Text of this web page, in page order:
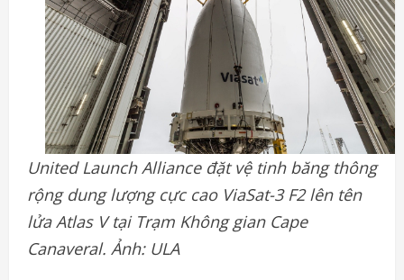
United Launch Alliance đặt vệ tinh băng thông
rộng dung lượng cực cao ViaSat-3 F2 lên tên
lửa Atlas V tại Trạm Không gian Cape
Canaveral. Ảnh: ULA